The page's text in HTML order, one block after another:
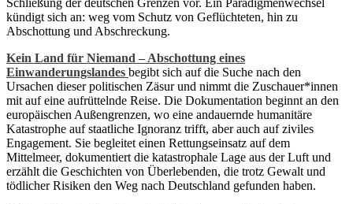
kündigt sich an: weg vom Schutz von Geflüchteten, hin zu
Abschottung und Abschreckung.
Kein Land für Niemand – Abschottung eines
Einwanderungslandes begibt sich auf die Suche nach den
Ursachen dieser politischen Zäsur und nimmt die Zuschauer*innen
mit auf eine aufrüttelnde Reise. Die Dokumentation beginnt an den
europäischen Außengrenzen, wo eine andauernde humanitäre
Katastrophe auf staatliche Ignoranz trifft, aber auch auf ziviles
Engagement. Sie begleitet einen Rettungseinsatz auf dem
Mittelmeer, dokumentiert die katastrophale Lage aus der Luft und
erzählt die Geschichten von Überlebenden, die trotz Gewalt und
tödlicher Risiken den Weg nach Deutschland gefunden haben.